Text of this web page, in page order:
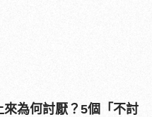
來為何討厭？5個「不討